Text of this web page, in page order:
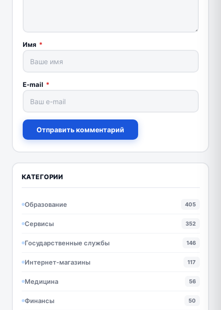
Имя *
E-mail *
Отправить комментарий
КАТЕГОРИИ
Образование 405
Сервисы 352
Государственные службы 146
Интернет-магазины 117
Медицина 56
Финансы 50